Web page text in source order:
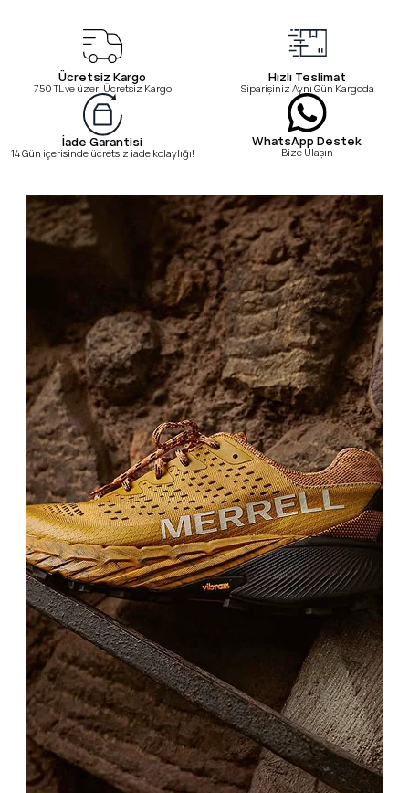
Ücretsiz Kargo
750 TL ve üzeri Ücretsiz Kargo
Hızlı Teslimat
Siparişiniz Aynı Gün Kargoda
İade Garantisi
14 Gün içerisinde ücretsiz iade kolaylığı!
WhatsApp Destek
Bize Ulaşın